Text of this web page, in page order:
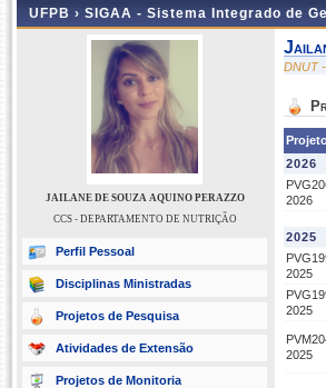
UFPB › SIGAA - Sistema Integrado de
JAILANE DE SOUZA AQUINO PERAZZO
CCS - DEPARTAMENTO DE NUTRIÇÃO
Perfil Pessoal
Disciplinas Ministradas
Projetos de Pesquisa
Atividades de Extensão
Projetos de Monitoria
DNUT
2026
2026
2025
2025
2025
2025